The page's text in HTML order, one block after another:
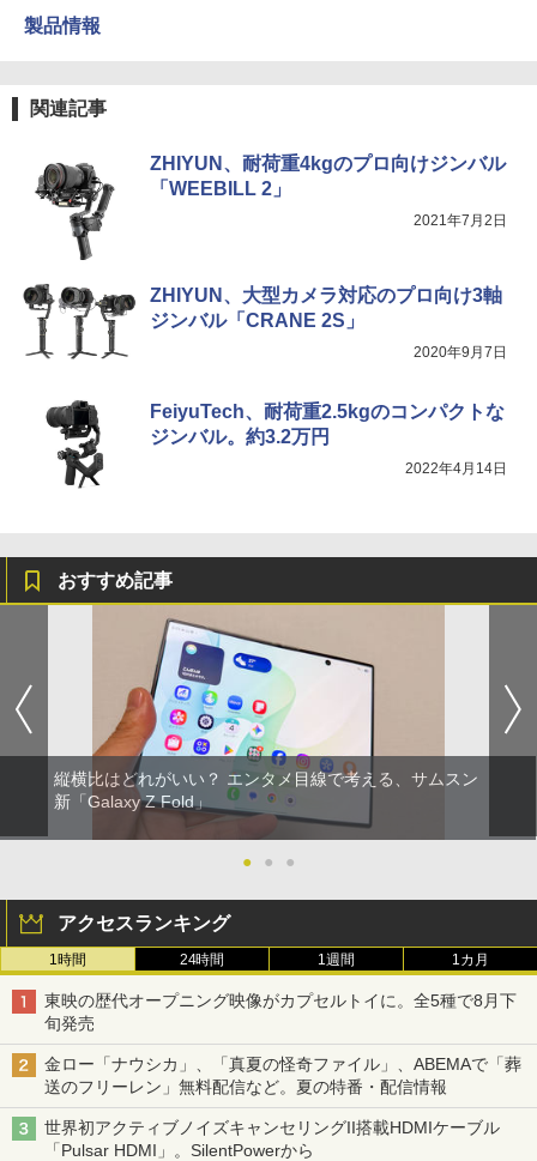
製品情報
関連記事
ZHIYUN、耐荷重4kgのプロ向けジンバル
「WEEBILL 2」
2021年7月2日
ZHIYUN、大型カメラ対応のプロ向け3軸
ジンバル「CRANE 2S」
2020年9月7日
FeiyuTech、耐荷重2.5kgのコンパクトな
ジンバル。約3.2万円
2022年4月14日
おすすめ記事
縦横比はどれがいい？ エンタメ目線で考える、サムスン
新「Galaxy Z Fold」
● ● ●
アクセスランキング
1時間 24時間 1週間 1カ月
東映の歴代オープニング映像がカプセルトイに。全5種で8月下
旬発売
金ロー「ナウシカ」、「真夏の怪奇ファイル」、ABEMAで「葬
送のフリーレン」無料配信など。夏の特番・配信情報
世界初アクティブノイズキャンセリングII搭載HDMIケーブル
「Pulsar HDMI」。SilentPowerから